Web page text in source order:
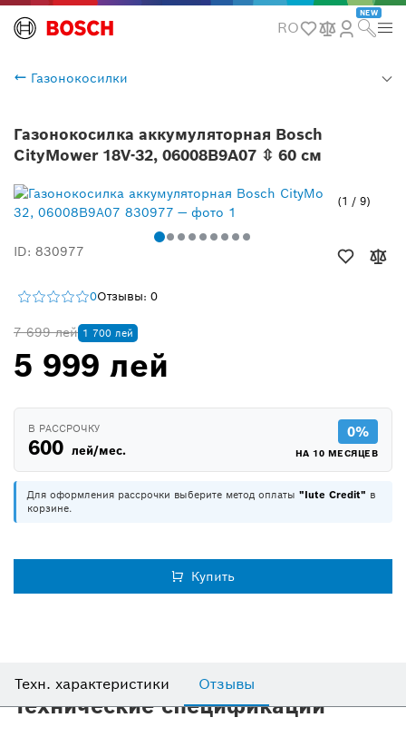
RO
NEW
Газонокосилки
Газонокосилка аккумуляторная Bosch
CityMower 18V-32, 06008B9A07 ⇳ 60 см
1 / 9
ID: 830977
0Отзывы: 0
7 699 лей 1 700 лей
5 999 лей
В РАССРОЧКУ
600 лей/мес.
0%
НА 10 МЕСЯЦЕВ
Для оформления рассрочки выберите метод оплаты "Iute Credit" в
корзине.
Купить
Техн. характеристики Отзывы
Технические спецификации